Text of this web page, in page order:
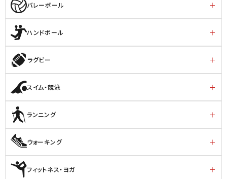
バレーボール
ハンドボール
ラグビー
スイム・競泳
ランニング
ウォーキング
フィットネス・ヨガ